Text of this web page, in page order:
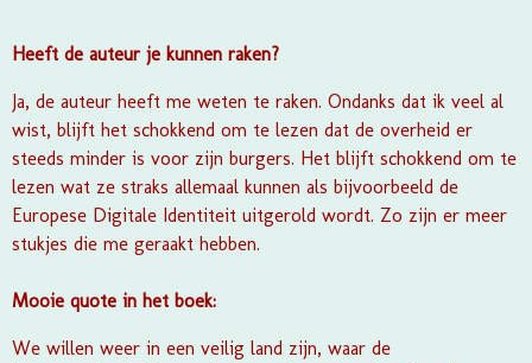
Heeft de auteur je kunnen raken?
Ja, de auteur heeft me weten te raken. Ondanks dat ik veel al
wist, blijft het schokkend om te lezen dat de overheid er
steeds minder is voor zijn burgers. Het blijft schokkend om te
lezen wat ze straks allemaal kunnen als bijvoorbeeld de
Europese Digitale Identiteit uitgerold wordt. Zo zijn er meer
stukjes die me geraakt hebben.
Mooie quote in het boek:
We willen weer in een veilig land zijn, waar de